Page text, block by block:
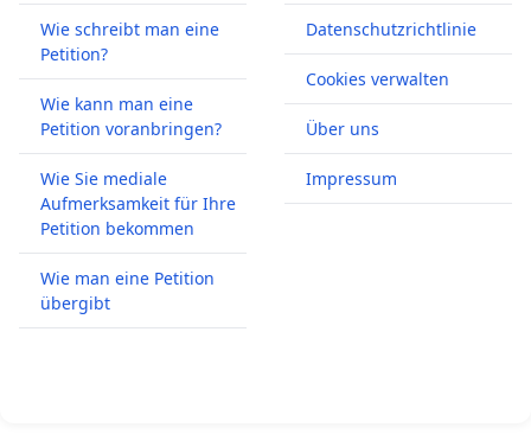
Wie schreibt man eine
Petition?
Wie kann man eine
Petition voranbringen?
Wie Sie mediale
Aufmerksamkeit für Ihre
Petition bekommen
Wie man eine Petition
übergibt
Datenschutzrichtlinie
Cookies verwalten
Über uns
Impressum